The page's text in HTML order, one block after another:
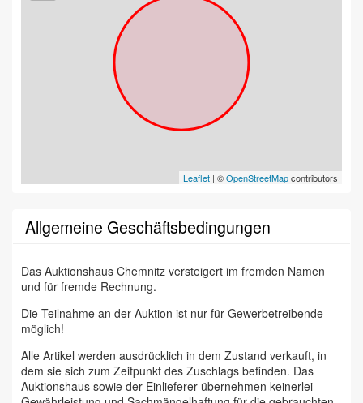
Leaflet | ©OpenStreetMapcontributors
Allgemeine Geschäftsbedingungen
Das Auktionshaus Chemnitz versteigert im fremden Namen
und für fremde Rechnung.
Die Teilnahme an der Auktion ist nur für Gewerbetreibende
möglich!
Alle Artikel werden ausdrücklich in dem Zustand verkauft, in
dem sie sich zum Zeitpunkt des Zuschlags befinden. Das
Auktionshaus sowie der Einlieferer übernehmen keinerlei